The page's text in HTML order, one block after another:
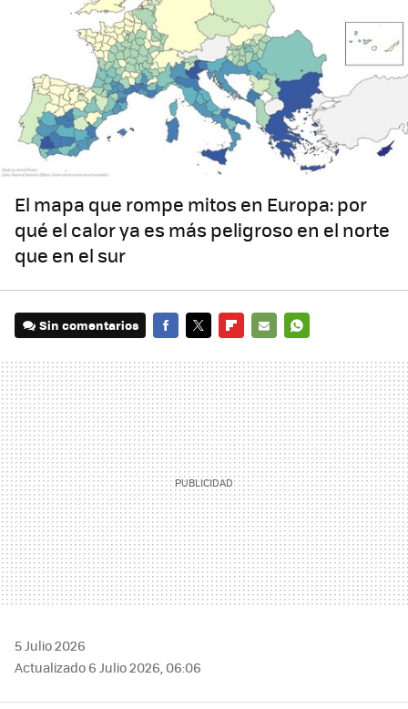
El mapa que rompe mitos en Europa: por
qué el calor ya es más peligroso en el norte
que en el sur
Sin comentarios
MAIL
5 Julio 2026
Actualizado 6 Julio 2026, 06:06